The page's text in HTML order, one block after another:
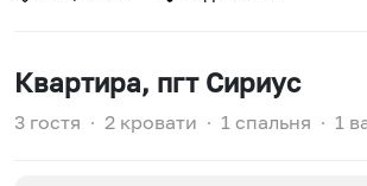
Квартира, пгт Сириус
3 гостя ∙ 2 кровати ∙ 1 спальня ∙ 1